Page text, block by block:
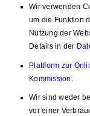
Wir verwenden
um die Funktion
Nutzung der
Details in der
Plattform zur
Kommission
Wir sind weder
vor einer